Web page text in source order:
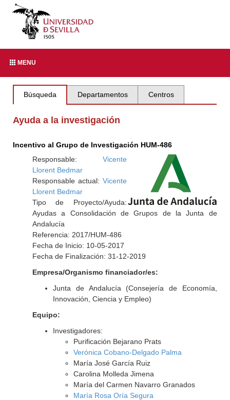
MENU
Búsqueda Departamentos Centros
Ayuda a la investigación
Incentivo al Grupo de Investigación HUM-486
Responsable: Vicente
Llorent Bedmar
Responsable actual: Vicente
Llorent Bedmar
Tipo de Proyecto/Ayuda:
Ayudas a Consolidación de Grupos de la Junta de
Andalucía
Referencia: 2017/HUM-486
Fecha de Inicio: 10-05-2017
Fecha de Finalización: 31-12-2019
Empresa/Organismo financiador/es:
Junta de Andalucía (Consejería de Economía,
Innovación, Ciencia y Empleo)
Equipo:
Investigadores:
Purificación Bejarano Prats
Verónica Cobano-Delgado Palma
María José García Ruiz
Carolina Molleda Jimena
María del Carmen Navarro Granados
María Rosa Oría Segura